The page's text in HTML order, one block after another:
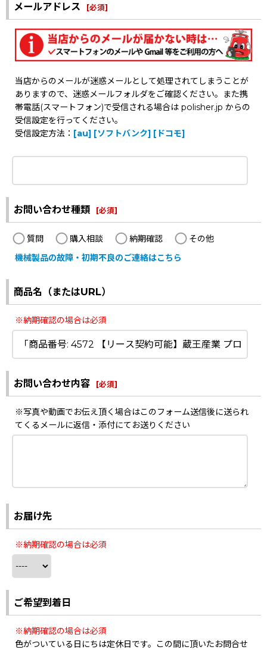
メールアドレス [必須]
当店からのメールが迷惑メールとして処理されてしまうことが
ありますので、迷惑メールフォルダをご確認ください。また携
帯電話(スマートフォン)で受信される場合は polisher.jp からの
受信設定を行ってください。
受信設定方法： [au] [ソフトバンク] [ドコモ]
お問い合わせ種類 [必須]
質問 購入相談 納期確認
その他
機械製品の故障・初期不良のご連絡はこちら
商品名（またはURL）
※納期確認の場合は必須
お問い合わせ内容 [必須]
※写真や動画でお伝え頂く場合はこのフォーム送信後に送られ
てくるメールに返信・添付にてお送りください
お届け先
※納期確認の場合は必須
ご希望到着日
※納期確認の場合は必須
色がついている日にちは定休日です。この間に頂いたお問合せ